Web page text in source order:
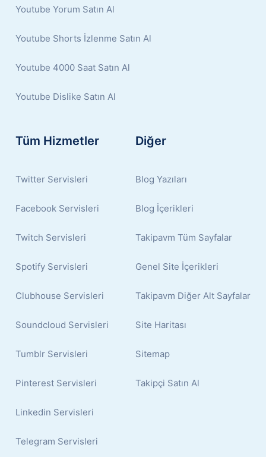
Youtube Yorum Satın Al
Youtube Shorts İzlenme Satın Al
Youtube 4000 Saat Satın Al
Youtube Dislike Satın Al
Tüm Hizmetler
Twitter Servisleri
Facebook Servisleri
Twitch Servisleri
Spotify Servisleri
Clubhouse Servisleri
Soundcloud Servisleri
Tumblr Servisleri
Pinterest Servisleri
Linkedin Servisleri
Telegram Servisleri
Diğer
Blog Yazıları
Blog İçerikleri
Takipavm Tüm Sayfalar
Genel Site İçerikleri
Takipavm Diğer Alt Sayfalar
Site Haritası
Sitemap
Takipçi Satın Al